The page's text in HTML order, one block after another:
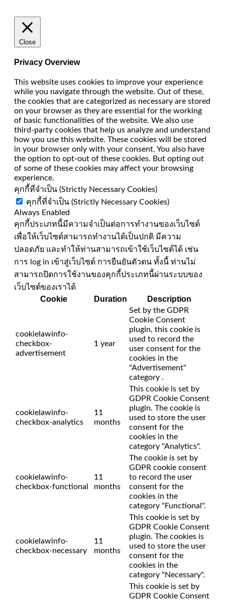
Close
Privacy Overview
This website uses cookies to improve your experience
while you navigate through the website. Out of these,
the cookies that are categorized as necessary are stored
on your browser as they are essential for the working
of basic functionalities of the website. We also use
third-party cookies that help us analyze and understand
how you use this website. These cookies will be stored
in your browser only with your consent. You also have
the option to opt-out of these cookies. But opting out
of some of these cookies may affect your browsing
experience.
คุกกี้ที่จำเป็น (Strictly Necessary Cookies)
คุกกี้ที่จำเป็น (Strictly Necessary Cookies)
Always Enabled
คุกกี้ประเภทนี้มีความจำเป็นต่อการทำงานของเว็บไซต์
เพื่อให้เว็บไซต์สามารถทำงานได้เป็นปกติ มีความ
ปลอดภัย และทำให้ท่านสามารถเข้าใช้เว็บไซต์ได้ เช่น
การ log in เข้าสู่เว็บไซต์ การยืนยันตัวตน ทั้งนี้ ท่านไม่
สามารถปิดการใช้งานของคุกกี้ประเภทนี้ผ่านระบบของ
เว็บไซต์ของเราได้
Cookie Duration Description
cookielawinfo-
checkbox-
advertisement
1 year
Set by the GDPR
Cookie Consent
plugin, this cookie is
used to record the
user consent for the
cookies in the
"Advertisement"
category .
cookielawinfo-
checkbox-analytics
11
months
This cookie is set by
GDPR Cookie Consent
plugin. The cookie is
used to store the user
consent for the
cookies in the
category "Analytics".
cookielawinfo-
checkbox-functional
11
months
The cookie is set by
GDPR cookie consent
to record the user
consent for the
cookies in the
category "Functional".
cookielawinfo-
checkbox-necessary
11
months
This cookie is set by
GDPR Cookie Consent
plugin. The cookies is
used to store the user
consent for the
cookies in the
category "Necessary".
This cookie is set by
GDPR Cookie Consent